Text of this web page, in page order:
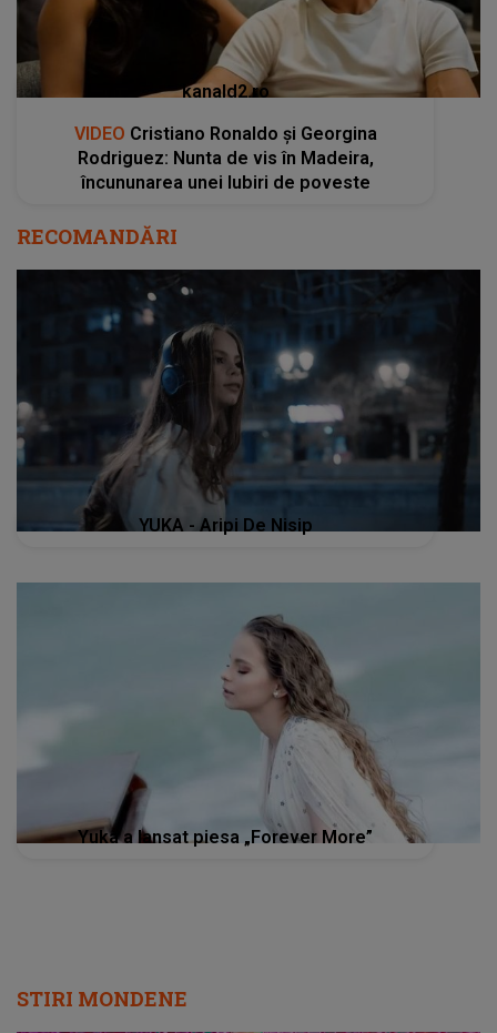
kanald2.ro
VIDEO Cristiano Ronaldo și Georgina
Rodriguez: Nunta de vis în Madeira,
încununarea unei Iubiri de poveste
RECOMANDĂRI
YUKA - Aripi De Nisip
Yuka a lansat piesa „Forever More”
STIRI MONDENE